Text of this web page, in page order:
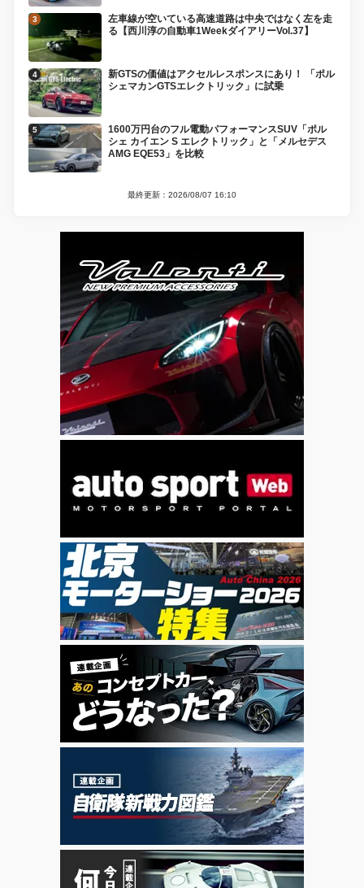
左車線が空いている高速道路は中央ではなく左を走
る【西川淳の自動車1WeekダイアリーVol.37】
新GTSの価値はアクセルレスポンスにあり！ 「ポル
シェマカンGTSエレクトリック」に試乗
1600万円台のフル電動パフォーマンスSUV「ポル
シェ カイエン S エレクトリック」と「メルセデス
AMG EQE53」を比較
最終更新：2026/08/07 16:10